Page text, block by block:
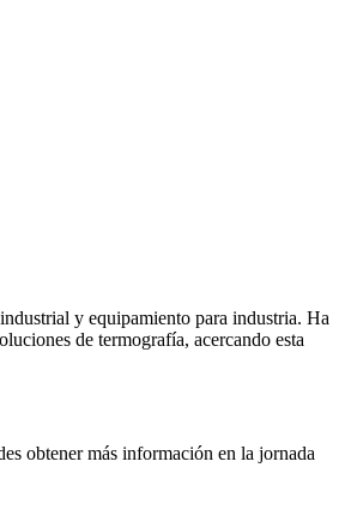
y equipamiento para industria. Ha
de termografía, acercando esta
obtener más información en la jornada